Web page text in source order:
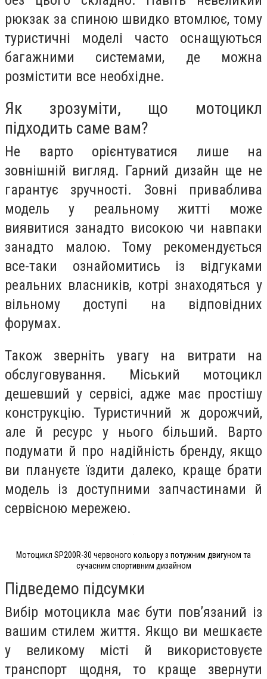
рюкзак за спиною швидко втомлює, тому
туристичні моделі часто оснащуються
багажними системами, де можна
розмістити все необхідне.
Як зрозуміти, що мотоцикл
підходить саме вам?
Не варто орієнтуватися лише на
зовнішній вигляд. Гарний дизайн ще не
гарантує зручності. Зовні приваблива
модель у реальному житті може
виявитися занадто високою чи навпаки
занадто малою. Тому рекомендується
все-таки ознайомитись із відгуками
реальних власників, котрі знаходяться у
вільному доступі на відповідних
форумах.
Також зверніть увагу на витрати на
обслуговування. Міський мотоцикл
дешевший у сервісі, адже має простішу
конструкцію. Туристичний ж дорожчий,
але й ресурс у нього більший. Варто
подумати й про надійність бренду, якщо
ви плануєте їздити далеко, краще брати
модель із доступними запчастинами й
сервісною мережею.
Мотоцикл SP200R-30 червоного кольору з потужним двигуном та
сучасним спортивним дизайном
Підведемо підсумки
Вибір мотоцикла має бути пов’язаний із
вашим стилем життя. Якщо ви мешкаєте
у великому місті й використовуєте
транспорт щодня, то краще звернути